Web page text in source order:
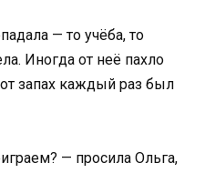
— то учёба, то
Иногда от неё пахло
запах каждый раз был
— просила Ольга,